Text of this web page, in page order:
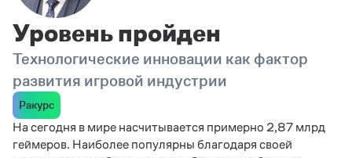
Уровень пройден
Технологические инновации как фактор
развития игровой индустрии
Ракурс
На сегодня в мире насчитывается примерно 2,87 млрд
геймеров. Наиболее популярны благодаря своей